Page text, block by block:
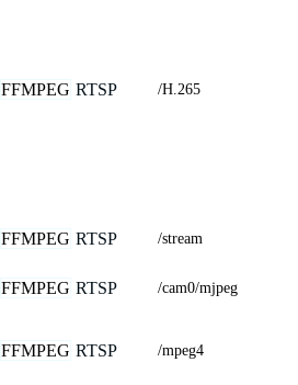
FFMPEG RTSP /H.265
FFMPEG RTSP /stream
FFMPEG RTSP /cam0/mjpeg
FFMPEG RTSP /mpeg4